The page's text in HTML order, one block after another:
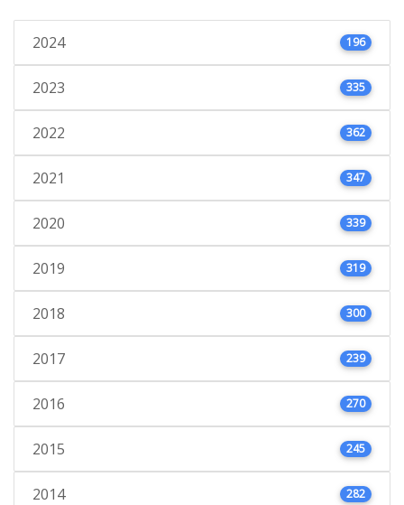
2024 196
2023 335
2022 362
2021 347
2020 339
2019 319
2018 300
2017 239
2016 270
2015 245
2014 282